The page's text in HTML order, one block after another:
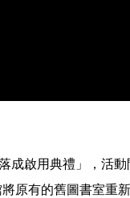
成啟用典禮」，活
原有的舊圖書室重